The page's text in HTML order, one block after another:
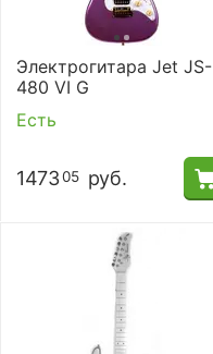
Электрогитара Jet JS-
480 VI G
Есть
147305 руб.